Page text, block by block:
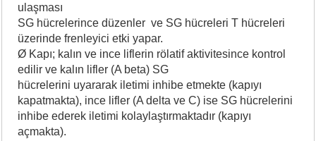
ulaşması
SG hücrelerince düzenler ve SG hücreleri T hücreleri
üzerinde frenleyici etki yapar.
Ø Kapı; kalın ve ince liflerin rölatif aktivitesince kontrol
edilir ve kalın lifler (A beta) SG
hücrelerini uyararak iletimi inhibe etmekte (kapıyı
kapatmakta), ince lifler (A delta ve C) ise SG hücrelerini
inhibe ederek iletimi kolaylaştırmaktadır (kapıyı
açmakta).